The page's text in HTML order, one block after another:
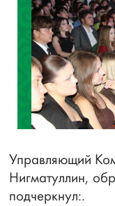
Управляющий
Нигматуллин,
подчеркнул:.